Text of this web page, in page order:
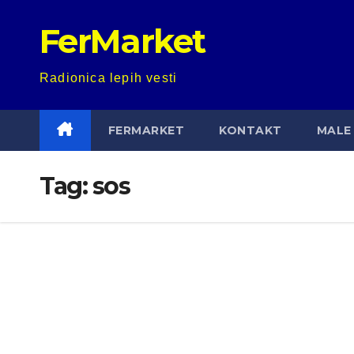
FerMarket
Radionica lepih vesti
FERMARKET KONTAKT MALE
Tag:sos